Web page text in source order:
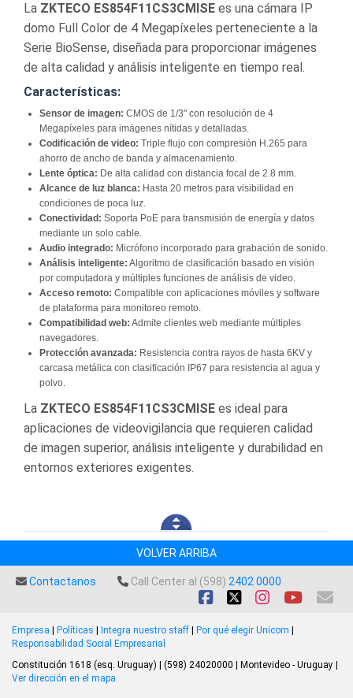
La ZKTECO ES854F11CS3CMISE es una cámara IP
domo Full Color de 4 Megapíxeles perteneciente a la
Serie BioSense, diseñada para proporcionar imágenes
de alta calidad y análisis inteligente en tiempo real.
Características:
Sensor de imagen: CMOS de 1/3" con resolución de 4
Megapíxeles para imágenes nítidas y detalladas.
Codificación de video: Triple flujo con compresión H.265 para
ahorro de ancho de banda y almacenamiento.
Lente óptica: De alta calidad con distancia focal de 2.8 mm.
Alcance de luz blanca: Hasta 20 metros para visibilidad en
condiciones de poca luz.
Conectividad: Soporta PoE para transmisión de energía y datos
mediante un solo cable.
Audio integrado: Micrófono incorporado para grabación de sonido.
Análisis inteligente: Algoritmo de clasificación basado en visión
por computadora y múltiples funciones de análisis de video.
Acceso remoto: Compatible con aplicaciones móviles y software
de plataforma para monitoreo remoto.
Compatibilidad web: Admite clientes web mediante múltiples
navegadores.
Protección avanzada: Resistencia contra rayos de hasta 6KV y
carcasa metálica con clasificación IP67 para resistencia al agua y
polvo.
La ZKTECO ES854F11CS3CMISE es ideal para
aplicaciones de videovigilancia que requieren calidad
de imagen superior, análisis inteligente y durabilidad en
entornos exteriores exigentes.
VOLVER ARRIBA
Contactanos Call Center al (598) 2402 0000
Empresa Políticas Integra nuestro staff Por qué elegir Unicom
Responsabilidad Social Empresarial
Constitución 1618 (esq. Uruguay) | (598) 24020000 | Montevideo - Uruguay |
Ver dirección en el mapa